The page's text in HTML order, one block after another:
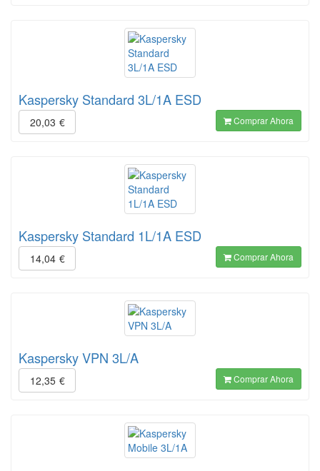
Kaspersky Standard 3L/1A ESD
20,03 € Comprar Ahora
Kaspersky Standard 1L/1A ESD
14,04 € Comprar Ahora
Kaspersky VPN 3L/A
12,35 € Comprar Ahora